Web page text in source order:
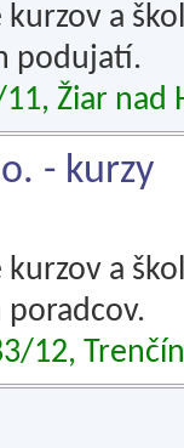
kurzov a
podujatí.
Žiar nad
- kurzy
kurzov a
poradcov.
12, Trenčín